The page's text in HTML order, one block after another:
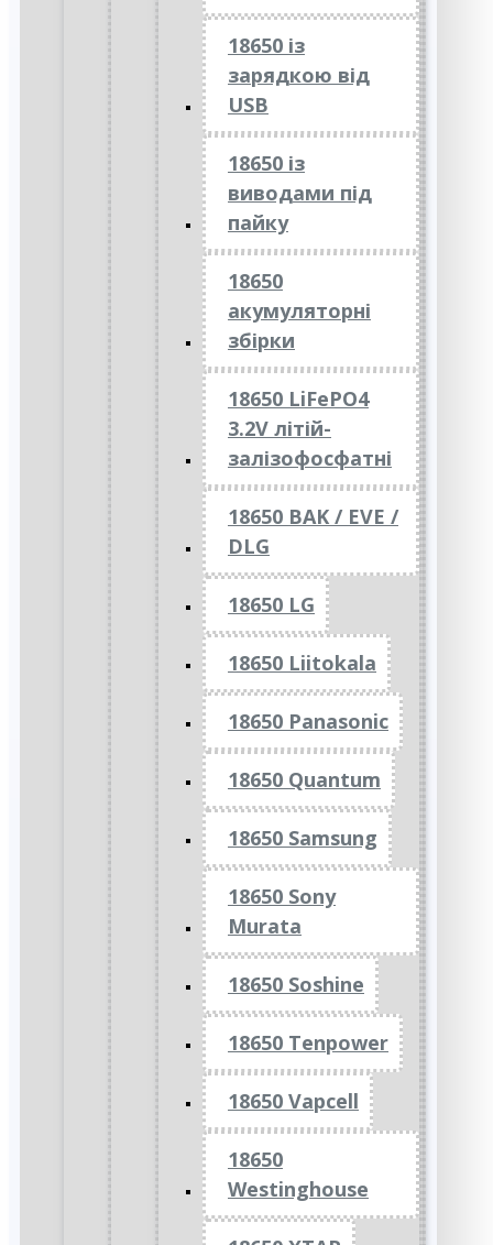
18650 із
зарядкою від
USB
18650 із
виводами під
пайку
18650
акумуляторні
збірки
18650 LiFePO4
3.2V літій-
залізофосфатні
18650 BAK / EVE /
DLG
18650 LG
18650 Liitokala
18650 Panasonic
18650 Quantum
18650 Samsung
18650 Sony
Murata
18650 Soshine
18650 Tenpower
18650 Vapcell
18650
Westinghouse